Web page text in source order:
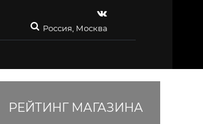
Россия, Москва
РЕЙТИНГ МАГАЗИНА